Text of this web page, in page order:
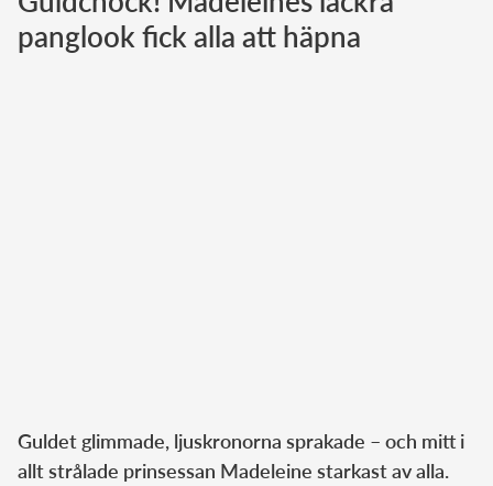
Norska kungahuset
panglook fick alla att häpna
Guldet glimmade, ljuskronorna sprakade – och mitt i
allt strålade prinsessan Madeleine starkast av alla.